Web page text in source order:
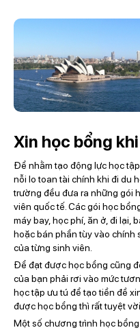
Xin học bổng
Để nhằm tạo động lực học
nỗi lo toan tài chính khi đi du
trường đều đưa ra những gói
viên quốc tế. Các gói học
máy bay, học phí, ăn ở, đi lại,
hoặc bán phần tùy vào chính
của từng sinh viên.
Để đạt được học bổng cũng
của bạn phải rơi vào mức
học tập ưu tú để tạo tiền đề
được học bổng thì rất tuyệt
Một số chương trình học